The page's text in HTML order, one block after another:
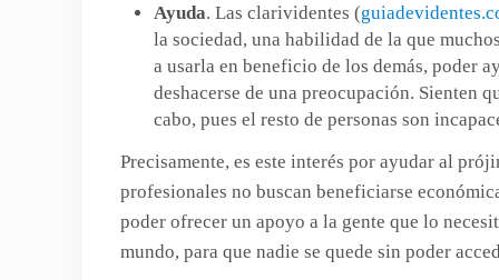
Ayuda. Las clarividentes (
la sociedad, una habilidad de la que
a usarla en beneficio de los demás, poder
deshacerse de una preocupación. Sienten
cabo, pues el resto de personas son
Precisamente, es este interés por ayudar al
profesionales no buscan beneficiarse
poder ofrecer un apoyo a la gente que lo
mundo, para que nadie se quede sin poder